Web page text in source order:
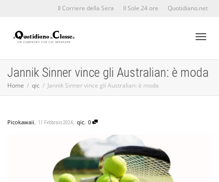
Il Corriere della Sera Il Sole 24 ore Quotidiano.net
Jannik Sinner vince gli Australian: è moda
Home qic Jannik Sinner vince gli Australian: è moda
Picokawaii, 11 Febbraio 2024, qic, 0